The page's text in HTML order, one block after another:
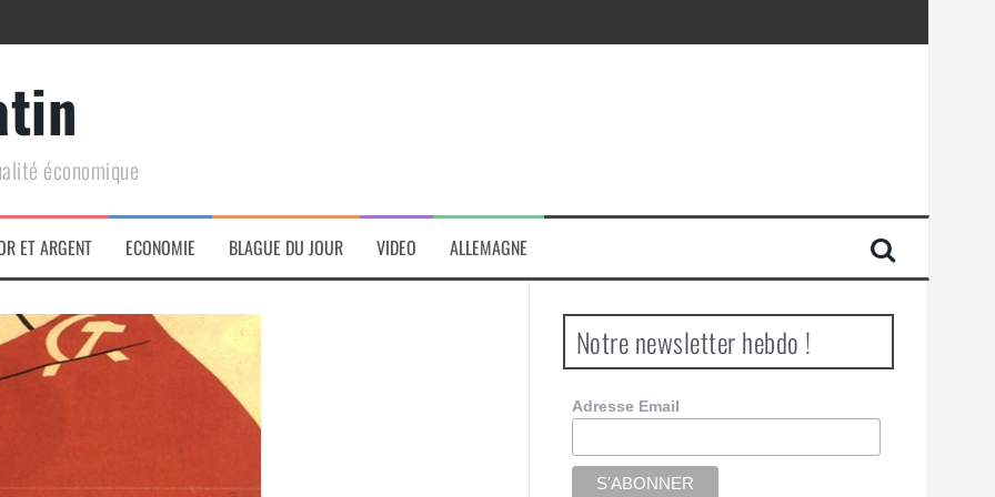
de conquête géopolitique massive
économique
ET ARGENT ECONOMIE BLAGUE DU JOUR VIDEO ALLEMAGNE
Notre newsletter hebdo !
Adresse Email